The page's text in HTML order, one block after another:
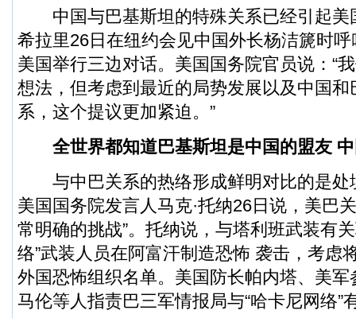
中国与巴基斯坦的特殊关系已经引起美
希拉里26日在纽约会见中国外长杨洁篪时
美国举行三边对话。美国国务院官员说：“
想法，但考虑到最近的局势发展以及中国
系，这个提议更加紧迫。”
全世界都知道巴基斯坦是中国的盟友
与中巴关系的热络形成鲜明对比的是处
美国国务院发言人马克·托纳26日说，美巴
常明确的挑战”。托纳说，与塔利班武装有
络”武装人员在阿富汗制造恐怖 袭击，考虑
外国恐怖组织名单。美国防长帕内塔、美
马伦等人指责巴三军情报局与“哈卡尼网络”